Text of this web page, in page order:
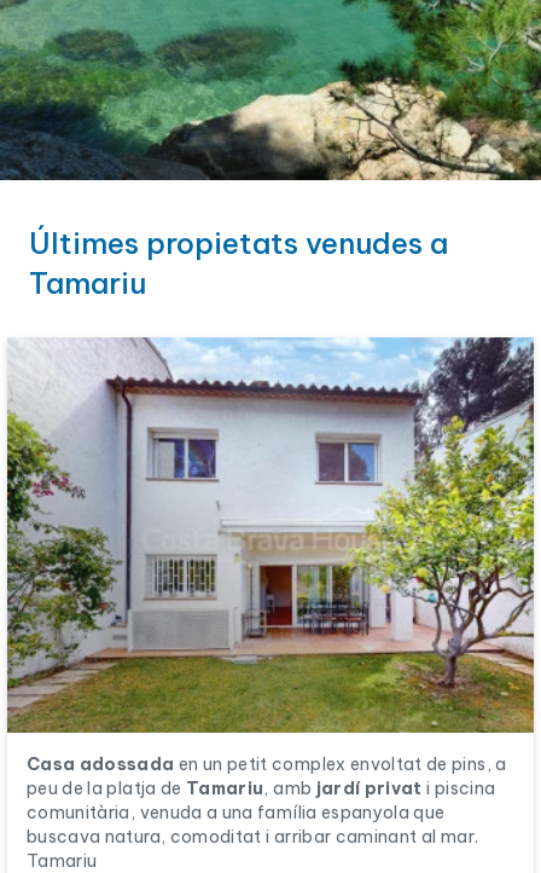
Últimes propietats venudes a
Tamariu
Casa adossada en un petit complex envoltat de pins, a
peu de la platja de Tamariu, amb jardí privat i piscina
comunitària, venuda a una família espanyola que
buscava natura, comoditat i arribar caminant al mar.
Tamariu